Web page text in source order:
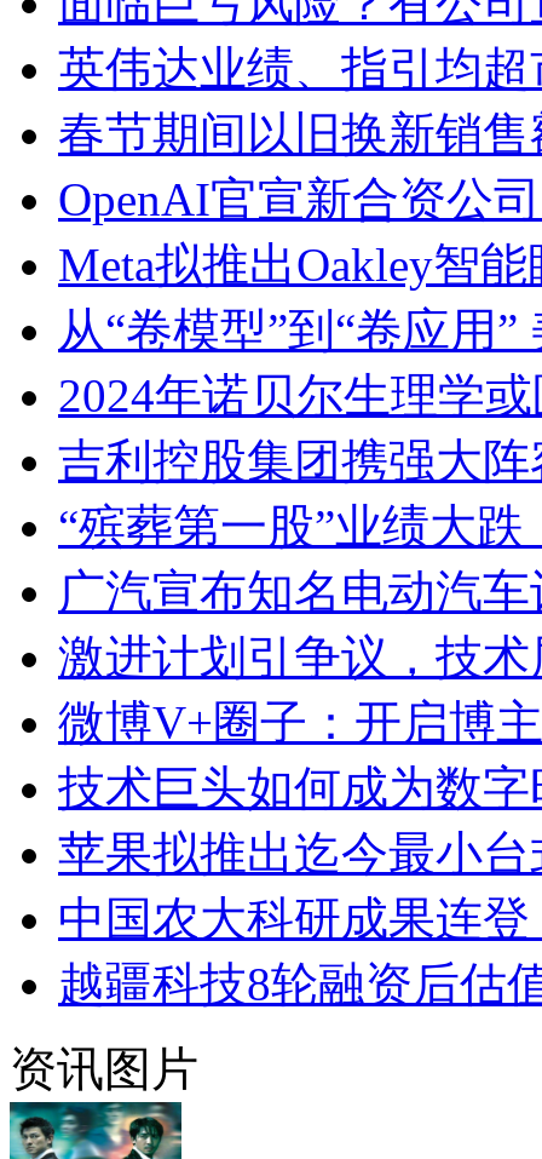
英伟达业绩、指引均
春节期间以旧换新销
OpenAI官宣新合资公
Meta拟推出Oakley智
从“卷模型”到“卷应用”
2024年诺贝尔生理学
吉利控股集团携强大
“殡葬第一股”业绩大跌
广汽宣布知名电动汽车
激进计划引争议，技
微博V+圈子：开启博
技术巨头如何成为数字
苹果拟推出迄今最小
中国农大科研成果连
越疆科技8轮融资后估
资讯图片